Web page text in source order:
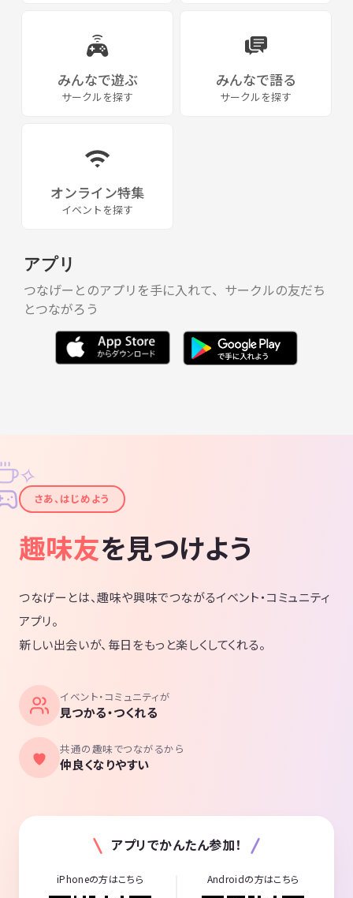
みんなで遊ぶ
サークルを探す
みんなで語る
サークルを探す
オンライン特集
イベントを探す
アプリ
つなげーとのアプリを手に入れて、サークルの友だち
とつながろう
✦
✧
さあ、はじめよう
趣味友を見つけよう
つなげーとは、趣味や興味でつながるイベント・コミュニティ
アプリ。
新しい出会いが、毎日をもっと楽しくしてくれる。
イベント・コミュニティが
見つかる・つくれる
共通の趣味でつながるから
仲良くなりやすい
アプリでかんたん参加！
iPhoneの方はこちら Androidの方はこちら